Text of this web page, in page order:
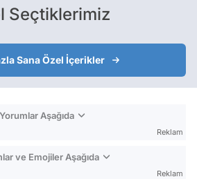
Seçtiklerimiz
Sana Özel İçerikler
Yorumlar Aşağıda
Reklam
ve Emojiler Aşağıda
Reklam